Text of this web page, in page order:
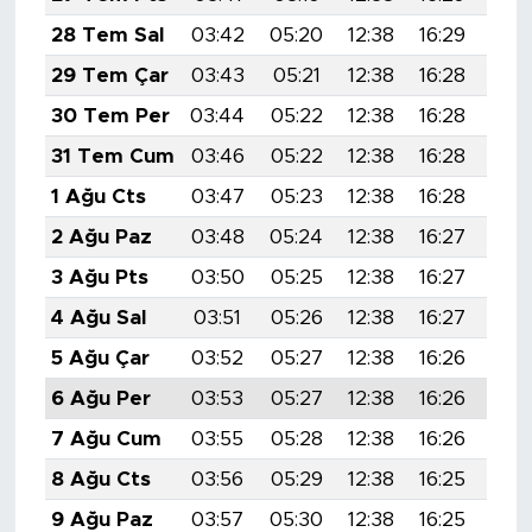
28 Tem Sal
03:42 05:20 12:38 16:29
29 Tem Çar
03:43 05:21 12:38 16:28
30 Tem Per
03:44 05:22 12:38 16:28
31 Tem Cum
03:46 05:22 12:38 16:28
1 Ağu Cts
03:47 05:23 12:38 16:28
2 Ağu Paz
03:48 05:24 12:38 16:27
3 Ağu Pts
03:50 05:25 12:38 16:27
4 Ağu Sal
03:51 05:26 12:38 16:27
5 Ağu Çar
03:52 05:27 12:38 16:26
6 Ağu Per
03:53 05:27 12:38 16:26
7 Ağu Cum
03:55 05:28 12:38 16:26
8 Ağu Cts
03:56 05:29 12:38 16:25
9 Ağu Paz
03:57 05:30 12:38 16:25